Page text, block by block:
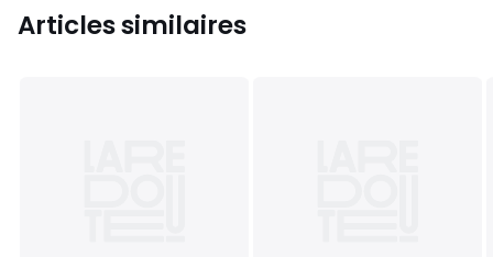
Articles similaires